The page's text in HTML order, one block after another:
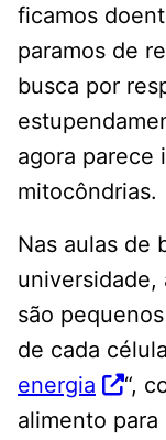
ficamos
paramos de
busca por
agora parece
mitocôndrias.
Nas aulas de
universidade,
são
de cada
energia
“,
alimento